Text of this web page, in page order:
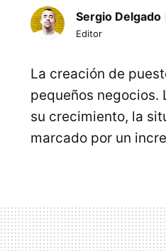
Sergio Delgado
Editor
La creación de
pequeños negocios.
su crecimiento, la
marcado por un